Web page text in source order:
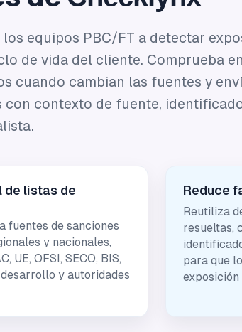
los equipos PBC/FT a detectar
de vida del cliente. Comprueba
cuando cambian las fuentes y
con contexto de fuente,
de listas de
fuentes de sanciones
y nacionales,
UE, OFSI, SECO, BIS,
y autoridades
Reduce
Reutiliza
resueltas,
para que